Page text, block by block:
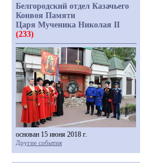
Белгородский отдел Казачьего
Конвоя Памяти
Царя Мученика Николая II
(233)
основан 15 июня 2018 г.
Другие события